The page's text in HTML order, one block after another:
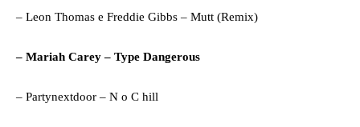
– Leon Thomas e Freddie Gibbs – Mutt (Remix)
– Mariah Carey – Type Dangerous
– Partynextdoor – N o C hill